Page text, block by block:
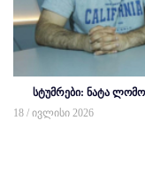
სტუმრები: ნატა
18 / ივლისი 2026